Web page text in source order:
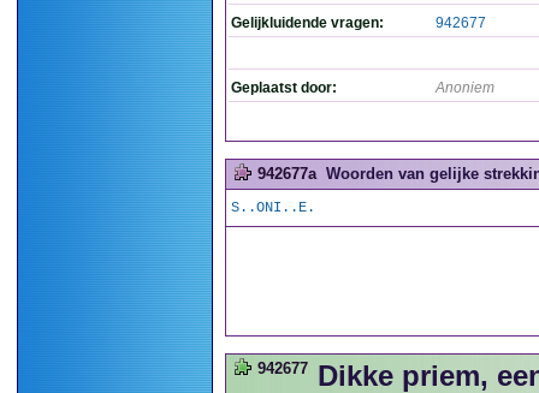
Gelijkluidende vragen:
942677
Geplaatst door: Anoniem
942677a Woorden van gelijke
S..ONI..E.
942677 Dikke priem,